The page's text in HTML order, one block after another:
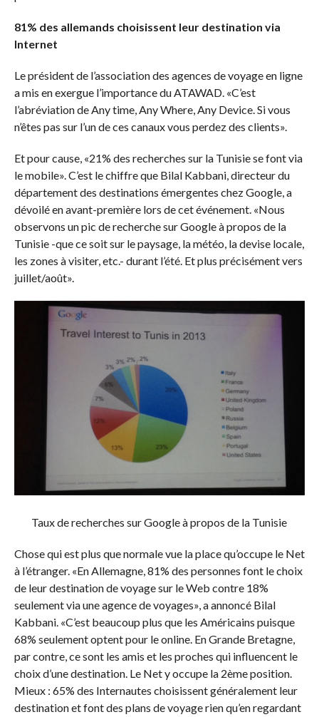
81% des allemands choisissent leur destination via
Internet
Le président de l’association des agences de voyage en ligne
a mis en exergue l’importance du ATAWAD. «C’est
l’abréviation de Any time, Any Where, Any Device. Si vous
n’êtes pas sur l’un de ces canaux vous perdez des clients».
Et pour cause, «21% des recherches sur la Tunisie se font via
le mobile». C’est le chiffre que Bilal Kabbani, directeur du
département des destinations émergentes chez Google, a
dévoilé en avant-première lors de cet événement. «Nous
observons un pic de recherche sur Google à propos de la
Tunisie -que ce soit sur le paysage, la météo, la devise locale,
les zones à visiter, etc.- durant l’été. Et plus précisément vers
juillet/août».
Taux de recherches sur Google à propos de la Tunisie
Chose qui est plus que normale vue la place qu’occupe le Net
à l’étranger. «En Allemagne, 81% des personnes font le choix
de leur destination de voyage sur le Web contre 18%
seulement via une agence de voyages», a annoncé Bilal
Kabbani. «C’est beaucoup plus que les Américains puisque
68% seulement optent pour le online. En Grande Bretagne,
par contre, ce sont les amis et les proches qui influencent le
choix d’une destination. Le Net y occupe la 2ème position.
Mieux : 65% des Internautes choisissent généralement leur
destination et font des plans de voyage rien qu’en regardant